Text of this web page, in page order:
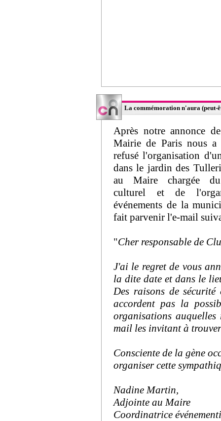
La commémoration n'aura (peut-
Après notre annonce
Mairie de Paris nous a
refusé l'organisation
dans le jardin des
au Maire chargée du
culturel et de
événements de la
fait parvenir l'e-mail
"Cher responsable de
J'ai le regret de vous
la dite date et dans le
Des raisons de
accordent pas la
organisations
mail les invitant à
Consciente de la gène
organiser cette
Nadine Martin,
Adjointe au Maire
Coordinatrice